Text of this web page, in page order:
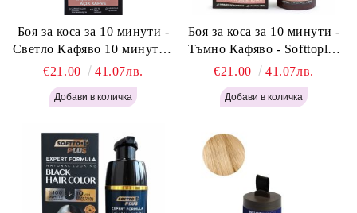
Боя за коса за 10 минути -
Светло Кафяво 10 минути -
Softtoplus Expert Woman
Light Brown 400мл
€21.00 41.07лв.
Боя за коса за 10 минути -
Тъмно Кафяво - Softtoplus
Expert Woman Dark Brown
400 мл
€21.00 41.07лв.